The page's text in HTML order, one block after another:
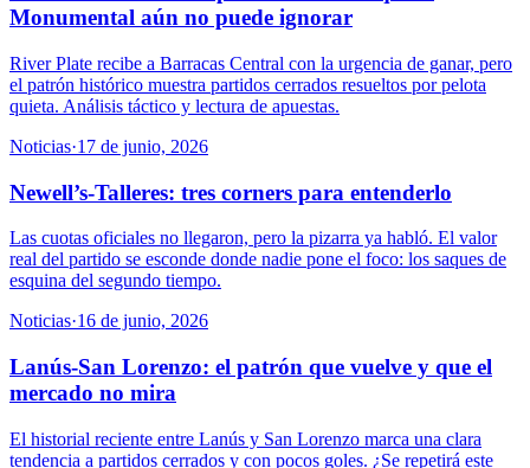
Monumental aún no puede ignorar
River Plate recibe a Barracas Central con la urgencia de ganar, pero
el patrón histórico muestra partidos cerrados resueltos por pelota
quieta. Análisis táctico y lectura de apuestas.
Noticias·17 de junio, 2026
Newell’s-Talleres: tres corners para entenderlo
Las cuotas oficiales no llegaron, pero la pizarra ya habló. El valor
real del partido se esconde donde nadie pone el foco: los saques de
esquina del segundo tiempo.
Noticias·16 de junio, 2026
Lanús-San Lorenzo: el patrón que vuelve y que el
mercado no mira
El historial reciente entre Lanús y San Lorenzo marca una clara
tendencia a partidos cerrados y con pocos goles. ¿Se repetirá este